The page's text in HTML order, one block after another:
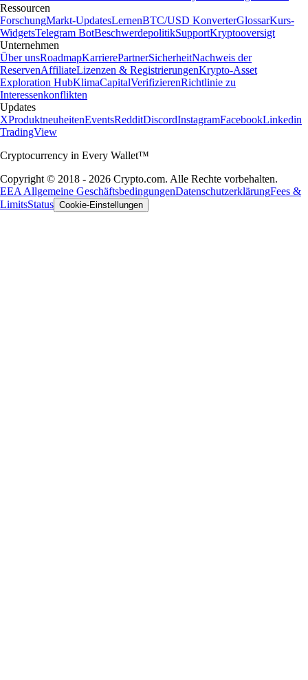
Ressourcen
ForschungMarkt-UpdatesLernenBTC/USD KonverterGlossarKurs-
WidgetsTelegram BotBeschwerdepolitikSupportKryptooversigt
Unternehmen
Über unsRoadmapKarrierePartnerSicherheitNachweis der
ReservenAffiliateLizenzen & RegistrierungenKrypto-Asset
Exploration HubKlimaCapitalVerifizierenRichtlinie zu
Interessenkonflikten
Updates
XProduktneuheitenEventsRedditDiscordInstagramFacebookLinkedin
TradingView
Cryptocurrency in Every Wallet™
Copyright © 2018 - 2026 Crypto.com. Alle Rechte vorbehalten.
EEA Allgemeine GeschäftsbedingungenDatenschutzerklärungFees &
LimitsStatus Cookie-Einstellungen